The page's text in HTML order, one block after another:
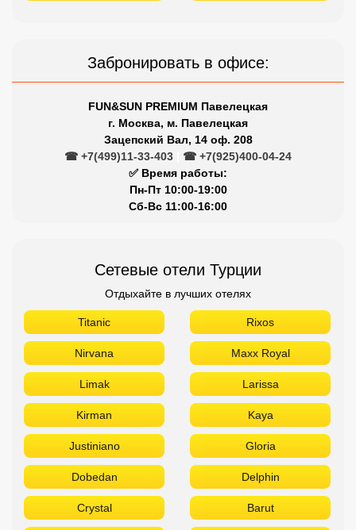
Забронировать в офисе:
FUN&SUN PREMIUM Павелецкая
г. Москва, м. Павелецкая
Зацепский Вал, 14 оф. 208
☎ +7(499)11-33-403
☎ +7(925)400-04-24
✅ Время работы:
Пн-Пт 10:00-19:00
Сб-Вс 11:00-16:00
Сетевые отели Турции
Отдыхайте в лучших отелях
Titanic Rixos
Nirvana Maxx Royal
Limak Larissa
Kirman Kaya
Justiniano Gloria
Dobedan Delphin
Crystal Barut